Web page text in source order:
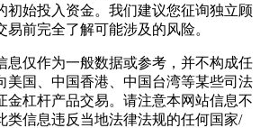
初始投入资金。我们建议您征询独立顾
前完全了解可能涉及的风险。
息仅作为一般数据或参考，并不构成任
美国、中国香港、中国台湾等某些司法
金杠杆产品交易。请注意本网站信息不
类信息违反当地法律法规的任何国家/